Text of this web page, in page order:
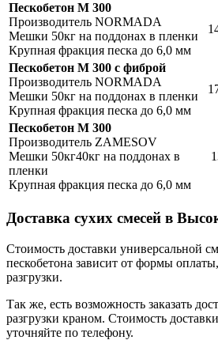
Пескобетон М 300
Производитель NORMADA
Мешки 50кг на поддонах в пленки
Крупная фракция песка до 6,0 мм
Пескобетон М 300 c фиброй
Производитель NORMADA
Мешки 50кг на поддонах в пленки
Крупная фракция песка до 6,0 мм
Пескобетон М 300
Производитель ZAMESOV
Мешки 50кг40кг на поддонах в
пленки
Крупная фракция песка до 6,0 мм
Доставка сухих смесей в
Стоимость доставки универсальной
пескобетона зависит от формы оплаты,
разгрузки.
Так же, есть возможность заказать
разгрузки краном. Стоимость
уточняйте по телефону.